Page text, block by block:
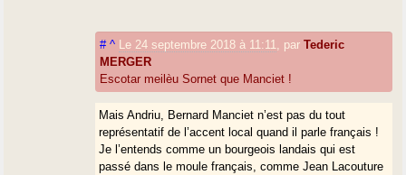
# ^ Le 24 septembre 2018 à 11:11 parTederic
MERGER
Escotar meilèu Sornet que Manciet !
Mais Andriu, Bernard Manciet n’est pas du tout
représentatif de l’accent local quand il parle français !
Je l’entends comme un bourgeois landais qui est
passé dans le moule français, comme Jean Lacouture